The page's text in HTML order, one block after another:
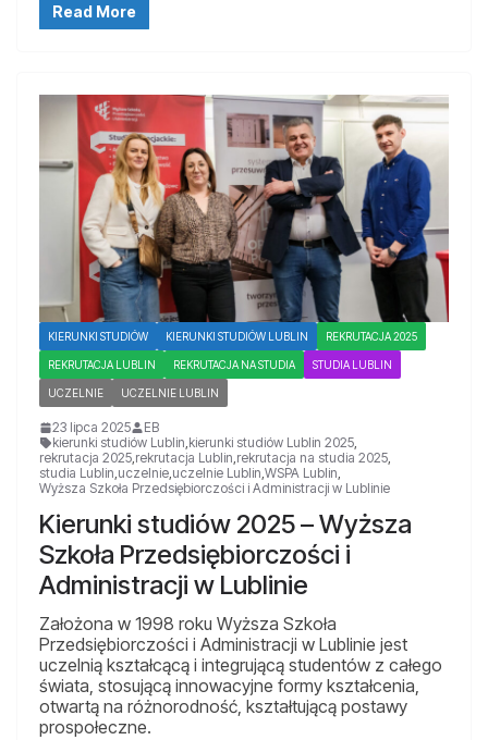
Read More
KIERUNKI STUDIÓW KIERUNKI STUDIÓW LUBLIN REKRUTACJA 2025
REKRUTACJA LUBLIN REKRUTACJA NA STUDIA STUDIA LUBLIN
UCZELNIE UCZELNIE LUBLIN
23 lipca 2025
EB
kierunki studiów Lublin,kierunki studiów Lublin 2025,
rekrutacja 2025,rekrutacja Lublin,rekrutacja na studia 2025,
studia Lublin,uczelnie,uczelnie Lublin,WSPA Lublin,
Wyższa Szkoła Przedsiębiorczości i Administracji w Lublinie
Kierunki studiów 2025 – Wyższa
Szkoła Przedsiębiorczości i
Administracji w Lublinie
Założona w 1998 roku Wyższa Szkoła
Przedsiębiorczości i Administracji w Lublinie jest
uczelnią kształcącą i integrującą studentów z całego
świata, stosującą innowacyjne formy kształcenia,
otwartą na różnorodność, kształtującą postawy
prospołeczne.